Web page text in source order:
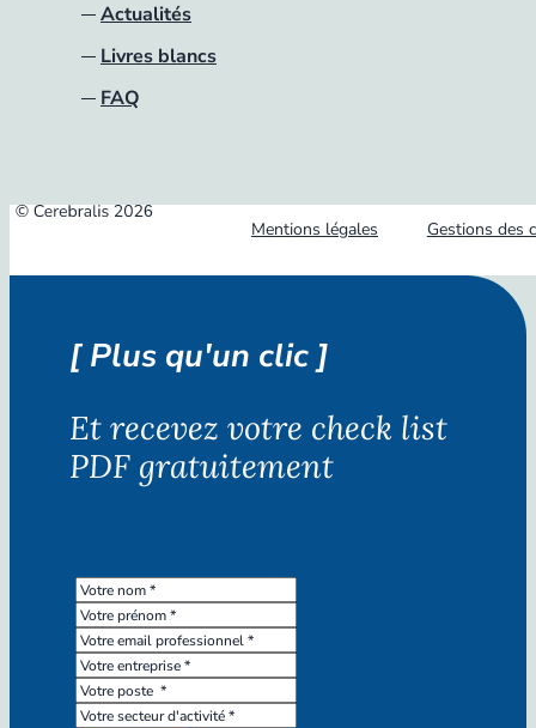
Actualités
Livres blancs
FAQ
Mentions légales Gestions des
[ Plus qu'un clic ]
Et recevez votre check list
PDF gratuitement